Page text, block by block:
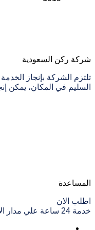
شركة ركن السعودية
تلتزم الشركة بإنجاز
السليم في المكان، يمكن
المساعدة
اطلب الان
خدمة 24 ساعة علي مدار الاسبوع